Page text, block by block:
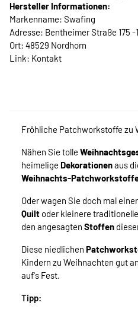
Hersteller Informationen:
Markenname: Swafing
Adresse: Bentheimer Straße 175 -
Ort: 48529 Nordhorn
Link: Kontakt
Fröhliche Patchworkstoffe zu
Nähen Sie tolle
heimelige Dekorationenaus
Weihnachts-
Oder wagen Sie doch mal
Quilt oder kleinere
den angesagten Stoffen
Diese niedlichen
Kindern zu Weihnachten gut
auf's Fest.
Tipp: